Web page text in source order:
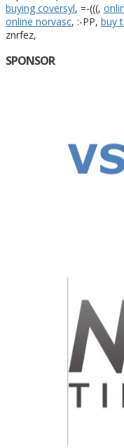
buying coversyl, =-(((,
online norvasc, :-PP, buy
znrfez,
SPONSOR